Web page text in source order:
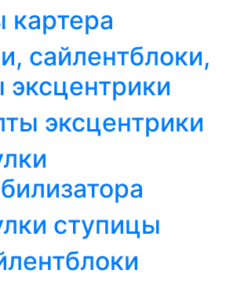
картера
сайлентблоки,
эксцентрики
эксцентрики
ступицы